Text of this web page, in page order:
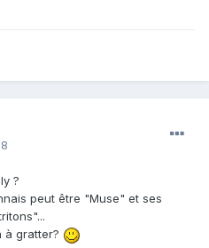
?
peut être "Muse" et ses
à gratter?